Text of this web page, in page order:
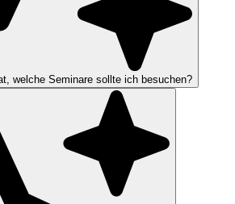
welche Seminare sollte ich besuchen?